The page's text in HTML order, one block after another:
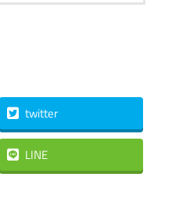
twitter
LINE